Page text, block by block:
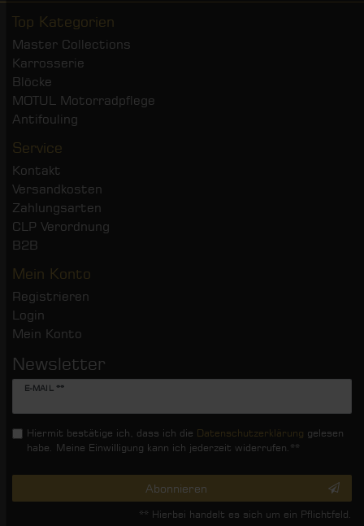
Top Kategorien
Master Collections
Karrosserie
Blöcke
MOTUL Motorradpflege
Antifouling
Service
Kontakt
Versandkosten
Zahlungsarten
CLP Verordnung
B2B
Mein Konto
Registrieren
Login
Mein Konto
Newsletter
E-MAIL **
Newsletter
Hiermit bestätige ich, dass ich die Daten­schutz­erklärung gelesen
habe. Meine Einwilligung kann ich jederzeit widerrufen.**
Abonnieren
** Hierbei handelt es sich um ein Pflichtfeld.